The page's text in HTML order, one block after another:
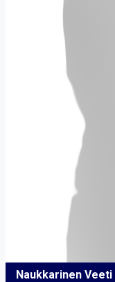
Naukkarinen Veeti